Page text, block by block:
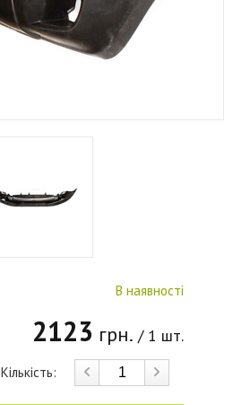
В наявності
2123 грн. / 1 шт.
Кількість: